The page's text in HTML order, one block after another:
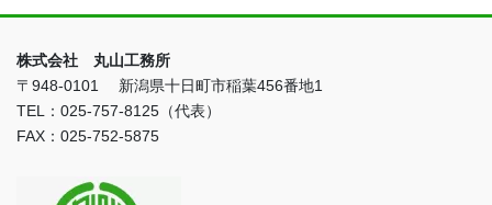
株式会社 丸山工務所
〒948-0101 新潟県十日町市稲葉456番地1
TEL：025-757-8125（代表）
FAX：025-752-5875